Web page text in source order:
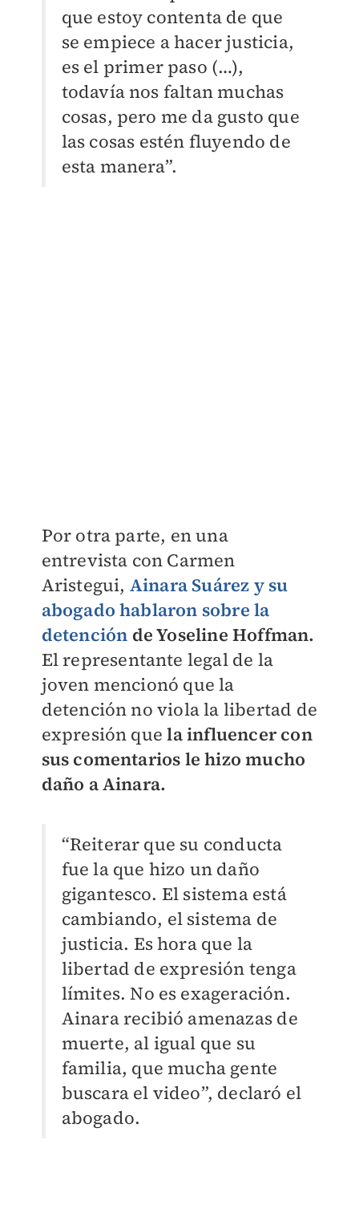
que estoy contenta de que
se empiece a hacer justicia,
es el primer paso (…),
todavía nos faltan muchas
cosas, pero me da gusto que
las cosas estén fluyendo de
esta manera”.
Por otra parte, en una
entrevista con Carmen
Aristegui, Ainara Suárez y su
abogado hablaron sobre la
detención de Yoseline Hoffman.
El representante legal de la
joven mencionó que la
detención no viola la libertad de
expresión quela influencer con
sus comentarios le hizo mucho
daño a Ainara.
“Reiterar que su conducta
fue la que hizo un daño
gigantesco. El sistema está
cambiando, el sistema de
justicia. Es hora que la
libertad de expresión tenga
límites. No es exageración.
Ainara recibió amenazas de
muerte, al igual que su
familia, que mucha gente
buscara el video”, declaró el
abogado.